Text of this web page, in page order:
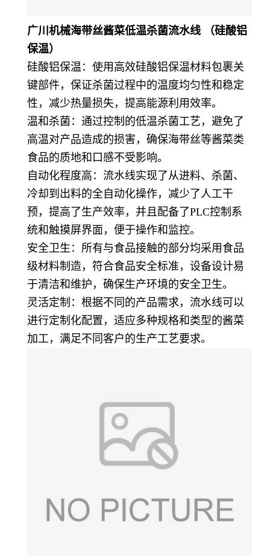
广川机械海带丝酱菜低温杀菌流水线 （硅酸铝
保温）
硅酸铝保温：使用高效硅酸铝保温材料包裹关
键部件，保证杀菌过程中的温度均匀性和稳定
性，减少热量损失，提高能源利用效率。
温和杀菌：通过控制的低温杀菌工艺，避免了
高温对产品造成的损害，确保海带丝等酱菜类
食品的质地和口感不受影响。
自动化程度高：流水线实现了从进料、杀菌、
冷却到出料的全自动化操作，减少了人工干
预，提高了生产效率，并且配备了PLC控制系
统和触摸屏界面，便于操作和监控。
安全卫生：所有与食品接触的部分均采用食品
级材料制造，符合食品安全标准，设备设计易
于清洁和维护，确保生产环境的安全卫生。
灵活定制：根据不同的产品需求，流水线可以
进行定制化配置，适应多种规格和类型的酱菜
加工，满足不同客户的生产工艺要求。